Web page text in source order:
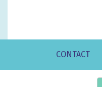
CONTACT